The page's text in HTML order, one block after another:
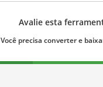
Avalie esta
Você precisa converter e